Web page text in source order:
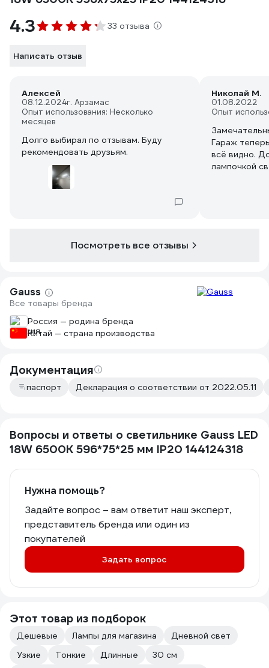
4.3 33 отзыва
Написать отзыв
Алексей
08.12.2024г. Арзамас
Опыт использования: Несколько
месяцев
Долго выбирал по отзывам. Буду
рекомендовать друзьям.
Николай М.
01.08.2022
Опыт
Гараж
всё видно.
лампочкой
Посмотреть все отзывы
Gauss
Все товары бренда
Россия — родина бренда
Китай — страна производства
Документация
паспорт Декларация о соответствии от 2022.05.11
Вопросы и ответы о светильнике Gauss LED
18W 6500K 596*75*25 мм IP20 144124318
Нужна помощь?
Задайте вопрос – вам ответит наш эксперт,
представитель бренда или один из
покупателей
Задать вопрос
Этот товар из подборок
Дешевые Лампы для магазина
Дневной свет
Узкие
Тонкие Длинные
30 см